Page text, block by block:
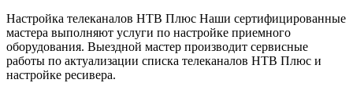
Настройка телеканалов НТВ Плюс Наши сертифицированные
мастера выполняют услуги по настройке приемного
оборудования. Выездной мастер производит сервисные
работы по актуализации списка телеканалов НТВ Плюс и
настройке ресивера.